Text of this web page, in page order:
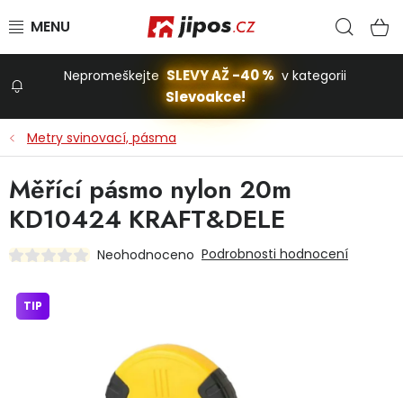
Stavba a dům
Nepromeškejte SLEVY AŽ -40 % v kategorii
Slevoakce!
Metry svinovací, pásma
Měřící pásmo nylon 20m
KD10424 KRAFT&DELE
Neohodnoceno Podrobnosti hodnocení
TIP